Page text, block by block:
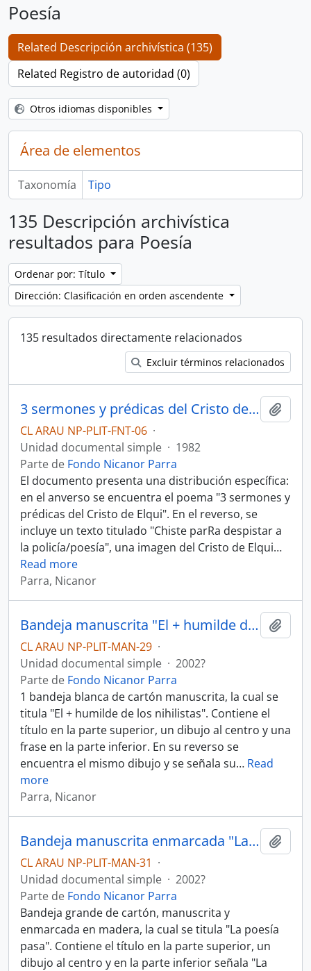
Poesía
Related Descripción archivística (135)
Related Registro de autoridad (0)
Otros idiomas disponibles
Área de elementos
Taxonomía Tipo
135 Descripción archivística
resultados para Poesía
Ordenar por: Título
Dirección: Clasificación en orden ascendente
135 resultados directamente relacionados
Excluir términos relacionados
3 sermones y prédicas del Cristo de Elqui
CL ARAU NP-PLIT-FNT-06 ·
Unidad documental simple · 1982
Parte de Fondo Nicanor Parra
El documento presenta una distribución específica:
en el anverso se encuentra el poema "3 sermones y
prédicas del Cristo de Elqui". En el reverso, se
incluye un texto titulado "Chiste parRa despistar a
la policía/poesía", una imagen del Cristo de Elqui…
Read more
Parra, Nicanor
Bandeja manuscrita "El + humilde de los nihilistas"
CL ARAU NP-PLIT-MAN-29 ·
Unidad documental simple · 2002?
Parte de Fondo Nicanor Parra
1 bandeja blanca de cartón manuscrita, la cual se
titula "El + humilde de los nihilistas". Contiene el
título en la parte superior, un dibujo al centro y una
frase en la parte inferior. En su reverso se
encuentra el mismo dibujo y se señala su… Read
more
Parra, Nicanor
Bandeja manuscrita enmarcada "La poesía pasa"
CL ARAU NP-PLIT-MAN-31 ·
Unidad documental simple · 2002?
Parte de Fondo Nicanor Parra
Bandeja grande de cartón, manuscrita y
enmarcada en madera, la cual se titula "La poesía
pasa". Contiene el título en la parte superior, un
dibujo al centro y en la parte inferior señala "La